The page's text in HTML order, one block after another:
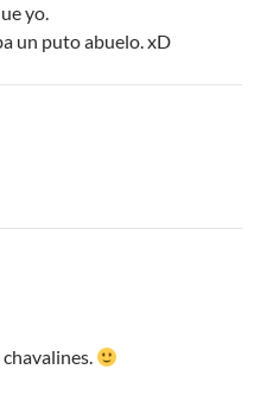
yo.
un puto abuelo. xD